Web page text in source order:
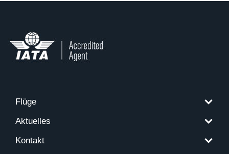
Flüge
Aktuelles
Kontakt